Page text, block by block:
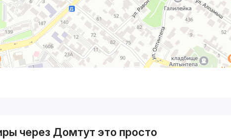
через Домтут это просто